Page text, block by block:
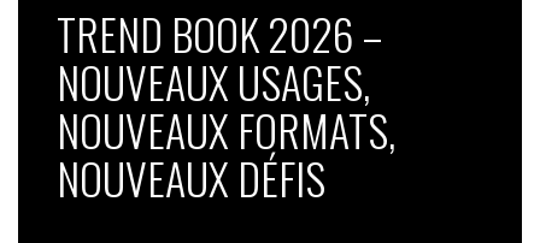
TREND BOOK 2026 –
NOUVEAUX USAGES,
NOUVEAUX FORMATS,
NOUVEAUX DÉFIS